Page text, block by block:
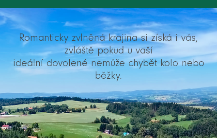
Romanticky zvlněná krajina si získá i vás,
zvláště pokud u vaší
ideální dovolené nemůže chybět kolo nebo
běžky.